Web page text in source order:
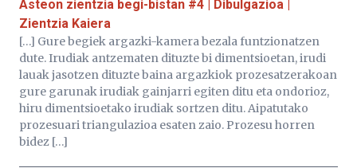
Asteon zientzia begi-bistan #4 | Dibulgazioa |
Zientzia Kaiera
[…] Gure begiek argazki-kamera bezala funtzionatzen
dute. Irudiak antzematen dituzte bi dimentsioetan, irudi
lauak jasotzen dituzte baina argazkiok prozesatzerakoan
gure garunak irudiak gainjarri egiten ditu eta ondorioz,
hiru dimentsioetako irudiak sortzen ditu. Aipatutako
prozesuari triangulazioa esaten zaio. Prozesu horren
bidez […]